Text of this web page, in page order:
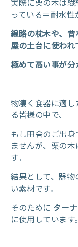
っている＝耐水性
線路の枕木や、
屋の土台に使わ
極めて高い事が分
物凄く食器に適
る皆様の中で、
もし田舎のご出
ませんが、栗の
す。
結果として、器物
い素材です。
そのために ター
に使用しています。